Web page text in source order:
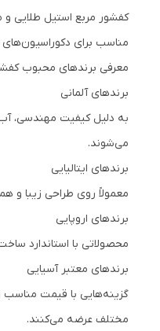
کفشور مربع استیل طلایی
مناسب برای
معرفی برندهای محبوب
برندهای آلمانی
به دلیل کیفیت مهندسی،
می‌شوند.
برندهای ایتالیایی
معمولاً روی طراحی زیبا و
برندهای اروپایی
محصولاتی با استاندارد
برندهای معتبر آسیایی
گزینه‌هایی با قیمت مناسب
مختلف عرضه می‌کنند.